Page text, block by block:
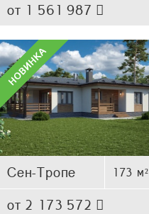
от 1 561 987
Сен-Тропе 173 м²
от 2 173 572